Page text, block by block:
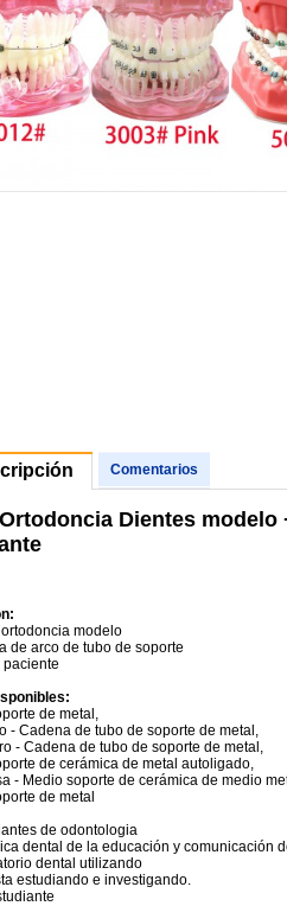
Comentarios
Dientes
modelo
de arco de tubo de soporte
paciente
de metal,
- Cadena de tubo de soporte de metal,
- Cadena de tubo de soporte de metal,
de cerámica de metal autoligado,
- Medio soporte de cerámica de medio
de metal
de odontologia
dental de la educación y comunicación
dental utilizando
estudiando e investigando.